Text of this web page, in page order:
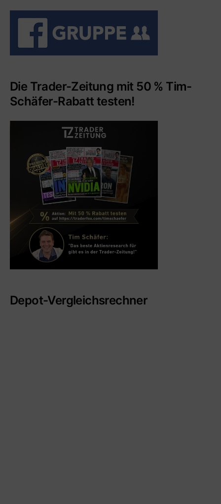
Die Trader-Zeitung mit 50 % Tim-
Schäfer-Rabatt testen!
Depot-Vergleichsrechner